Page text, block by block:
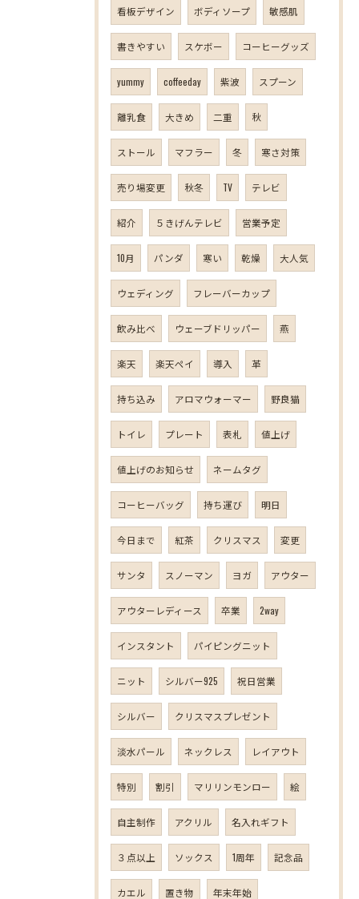
看板デザイン ボディソープ 敏感肌
書きやすい スケボー コーヒーグッズ
yummy coffeeday 紫波 スプーン
離乳食 大きめ 二重 秋
ストール マフラー 冬 寒さ対策
売り場変更 秋冬 TV テレビ
紹介 ５きげんテレビ 営業予定
10月 パンダ 寒い 乾燥 大人気
ウェディング フレーバーカップ
飲み比べ ウェーブドリッパー 燕
楽天 楽天ペイ 導入 革
持ち込み アロマウォーマー 野良猫
トイレ プレート 表札 値上げ
値上げのお知らせ ネームタグ
コーヒーバッグ 持ち運び 明日
今日まで 紅茶 クリスマス 変更
サンタ スノーマン ヨガ アウター
アウターレディース 卒業 2way
インスタント パイピングニット
ニット シルバー925 祝日営業
シルバー クリスマスプレゼント
淡水パール ネックレス レイアウト
特別 割引 マリリンモンロー 絵
自主制作 アクリル 名入れギフト
３点以上 ソックス 1周年 記念品
カエル 置き物 年末年始